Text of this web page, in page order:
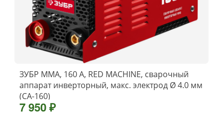
ЗУБР ММА, 160 А, RED MACHINE, сварочный
аппарат инверторный, макс. электрод Ø 4.0 мм
(СА-160)
7 950 ₽